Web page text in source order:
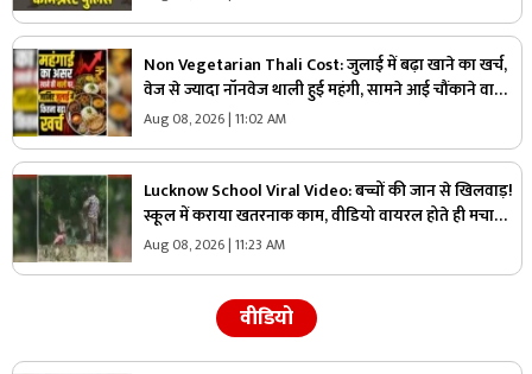
Non Vegetarian Thali Cost: जुलाई में बढ़ा खाने का खर्च,
वेज से ज्यादा नॉनवेज थाली हुई महंगी, सामने आई चौंकाने वाली
वजह
Aug 08, 2026 | 11:02 AM
Lucknow School Viral Video: बच्चों की जान से खिलवाड़!
स्कूल में कराया खतरनाक काम, वीडियो वायरल होते ही मचा
हड़कंप
Aug 08, 2026 | 11:23 AM
वीडियो